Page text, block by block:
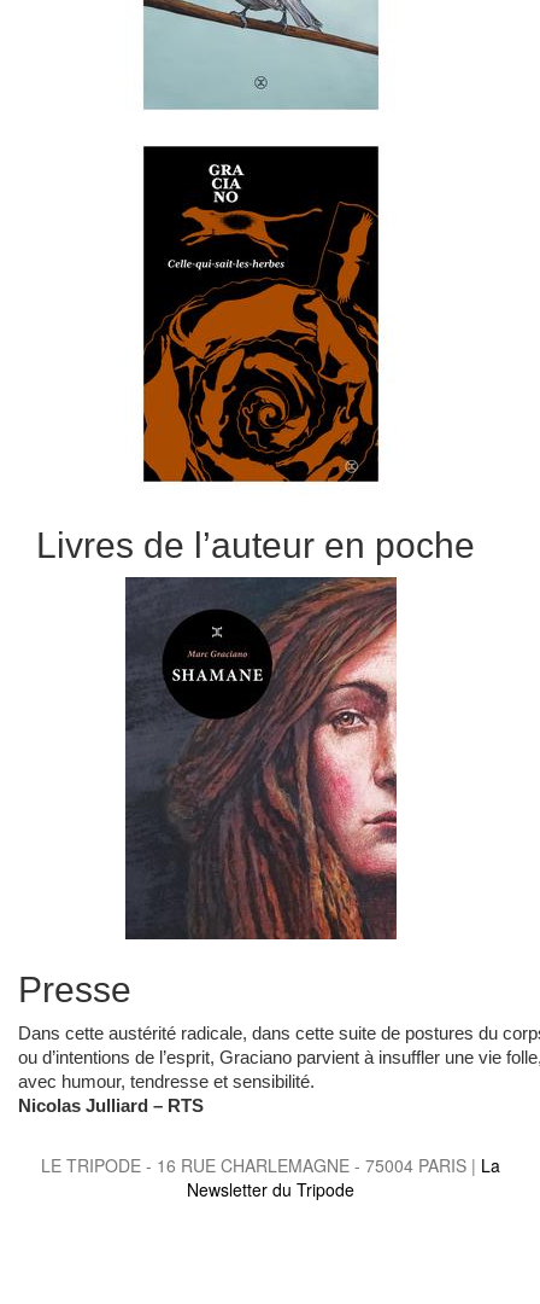
Livres de l’auteur en poche
Presse
Dans cette austérité radicale, dans cette suite de postures du
ou d’intentions de l’esprit, Graciano parvient à insuffler une vie
avec humour, tendresse et sensibilité.
Nicolas Julliard – RTS
LE TRIPODE - 16 RUE CHARLEMAGNE - 75004 PARIS | La
Newsletter du Tripode